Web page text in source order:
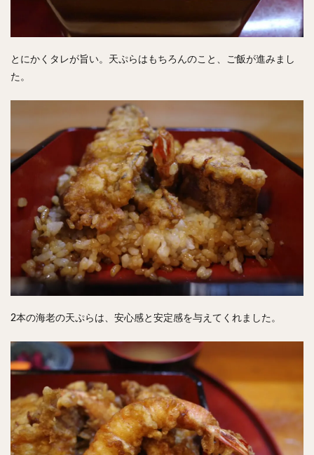
とにかくタレが旨い。天ぷらはもちろんのこと、ご飯が進みまし
た。
2本の海老の天ぷらは、安心感と安定感を与えてくれました。